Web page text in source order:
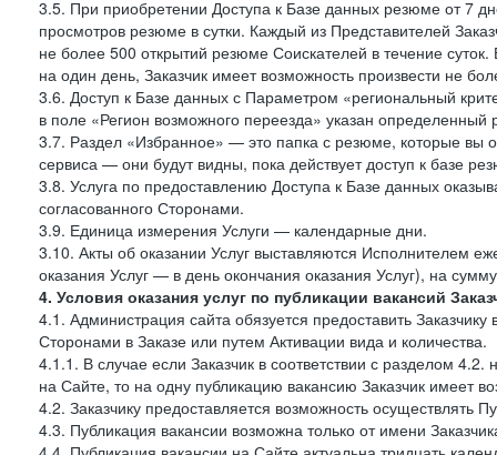
3.5. При приобретении Доступа к Базе данных резюме от 7
просмотров резюме в сутки. Каждый из Представителей
не более 500 открытий резюме Соискателей в течение
на один день, Заказчик имеет возможность произвести не
3.6. Доступ к Базе данных с Параметром «региональный
в поле «Регион возможного переезда» указан определенный
3.7. Раздел «Избранное» — это папка с резюме, которые вы
сервиса — они будут видны, пока действует доступ к базе
3.8. Услуга по предоставлению Доступа к Базе данных
согласованного Сторонами.
3.9. Единица измерения Услуги — календарные дни.
3.10. Акты об оказании Услуг выставляются Исполнителем
оказания Услуг — в день окончания оказания Услуг), на
4. Условия оказания услуг по публикации вакансий
4.1. Администрация сайта обязуется предоставить
Сторонами в Заказе или путем Активации вида и количества.
4.1.1. В случае если Заказчик в соответствии с разделом
на Сайте, то на одну публикацию вакансию Заказчик имеет
4.2. Заказчику предоставляется возможность осуществлять
4.3. Публикация вакансии возможна только от имени